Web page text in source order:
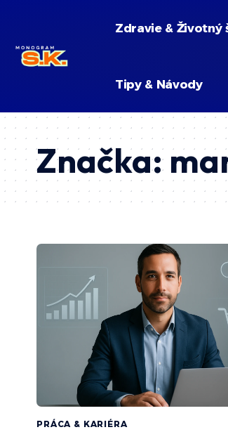
Zdravie & Životný
Tipy & Návody
Značka:
PRÁCA & KARIÉRA